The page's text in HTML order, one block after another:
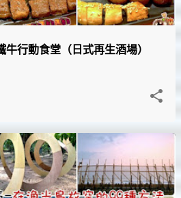
行動食堂（日式再生酒場）